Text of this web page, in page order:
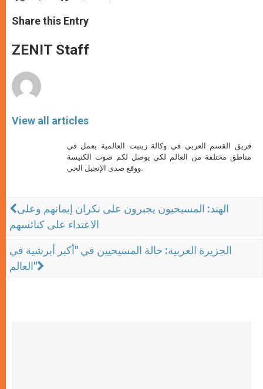
t
s
p
p
s
e
g
e
e
b
o
k
Share this Entry
ZENIT Staff
View all articles
فريق القسم العربي في وكالة زينيت العالمية يعمل في
مناطق مختلفة من العالم لكي يوصل لكم صوت الكنيسة
ووقع صدى الإنجيل الحي.
الهند: المسيحيون يجبرون على نكران إيمانهم وعلى
الاعتداء على كنائسهم
الجزيرة العربية: حالة المسيحيين في "أكبر أبرشية في
العالم"